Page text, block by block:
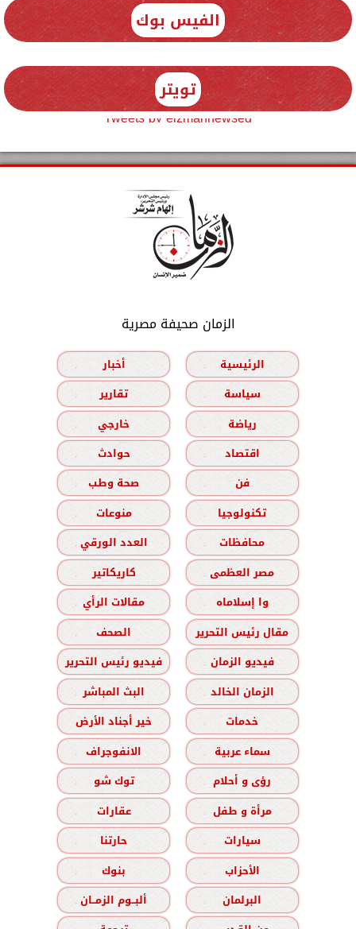
الفيس بوك
تويتر
Tweets by elzmannewseg
الزمان صحيفة مصرية
الرئيسية
أخبار
سياسة
تقارير
رياضة
خارجي
اقتصاد
حوادث
فن
صحة وطب
تكنولوجيا
منوعات
محافظات
العدد الورقي
مصر العظمى
كاريكاتير
وا إسلاماه
مقالات الرأي
مقال رئيس التحرير
الصحف
فيديو الزمان
فيديو رئيس التحرير
الزمان الخالد
البث المباشر
خدمات
خير أجناد الأرض
سماء عربية
الانفوجراف
رؤى و أحلام
توك شو
مرأة و طفل
عقارات
سيارات
حارتنا
الأحزاب
بنوك
البرلمان
ألبــوم الزمــان